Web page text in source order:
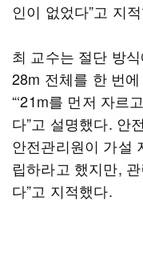
인이 없었다”고 지
최 교수는 절단 방
28m 전체를 한 번
“‘21m를 먼저 자르
다”고 설명했다. 안
안전관리원이 가설
립하라고 했지만,
다”고 지적했다.